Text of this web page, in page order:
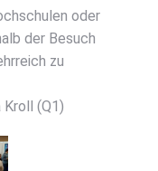
oder
der Besuch
zu
(Q1)